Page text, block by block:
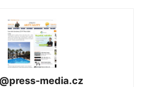
media.cz